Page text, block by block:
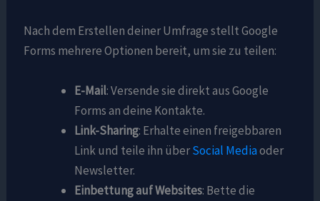
Nach dem Erstellen deiner Umfrage stellt Google
Forms mehrere Optionen bereit, um sie zu teilen:
E-Mail: Versende sie direkt aus Google
Forms an deine Kontakte.
Link-Sharing: Erhalte einen freigebbaren
Link und teile ihn überSocial Mediaoder
Newsletter.
Einbettung auf Websites: Bette die